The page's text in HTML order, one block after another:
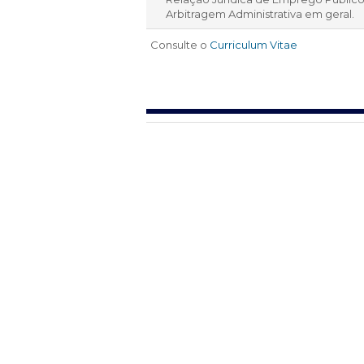
Arbitragem Administrativa em geral.
Consulte o Curriculum Vitae